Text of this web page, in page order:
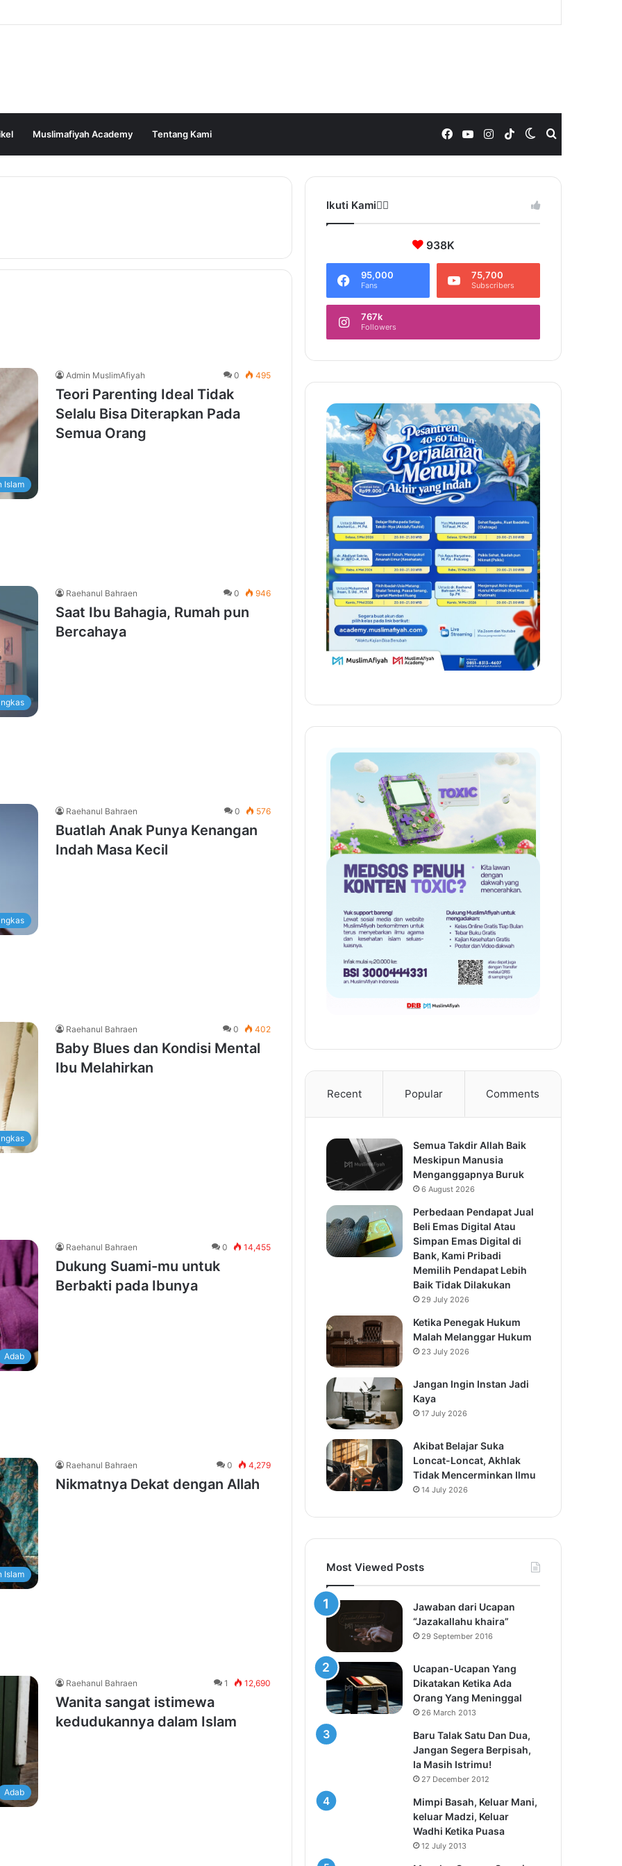
Muslimafiyah Academy Tentang Kami Switch
skin
TikTok
Instagram
YouTube
Facebook
Islam
Admin MuslimAfiyah 0 495
Teori Parenting Ideal Tidak
Selalu Bisa Diterapkan Pada
Semua Orang
Raehanul Bahraen 0 946
Saat Ibu Bahagia, Rumah pun
Bercahaya
Raehanul Bahraen 0 576
Buatlah Anak Punya Kenangan
Indah Masa Kecil
Raehanul Bahraen 0 402
Baby Blues dan Kondisi Mental
Ibu Melahirkan
Adab
Raehanul Bahraen 0 14,455
Dukung Suami-mu untuk
Berbakti pada Ibunya
Islam
Raehanul Bahraen 0 4,279
Nikmatnya Dekat dengan Allah
Adab
Raehanul Bahraen 1 12,690
Wanita sangat istimewa
kedudukannya dalam Islam
Ikuti Kami❤️‍🔥
938K
95,000
Fans
75,700
Subscribers
767k
Followers
Recent Popular Comments
Semua Takdir Allah Baik
Meskipun Manusia
Menganggapnya Buruk
6 August 2026
Perbedaan Pendapat Jual
Beli Emas Digital Atau
Simpan Emas Digital di
Bank, Kami Pribadi
Memilih Pendapat Lebih
Baik Tidak Dilakukan
29 July 2026
Ketika Penegak Hukum
Malah Melanggar Hukum
23 July 2026
Jangan Ingin Instan Jadi
Kaya
17 July 2026
Akibat Belajar Suka
Loncat-Loncat, Akhlak
Tidak Mencerminkan Ilmu
14 July 2026
Most Viewed Posts
Jawaban dari Ucapan
“Jazakallahu khaira”
29 September 2016
Ucapan-Ucapan Yang
Dikatakan Ketika Ada
Orang Yang Meninggal
26 March 2013
Baru Talak Satu Dan Dua,
Jangan Segera Berpisah,
Ia Masih Istrimu!
27 December 2012
Mimpi Basah, Keluar Mani,
keluar Madzi, Keluar
Wadhi Ketika Puasa
12 July 2013